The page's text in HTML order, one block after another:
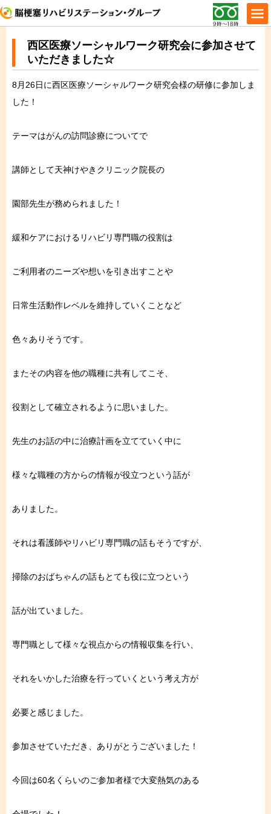
西区医療ソーシャルワーク研究会に参加させて
いただきました☆
8月26日に西区医療ソーシャルワーク研究会様の研修に参加しま
した！
テーマはがんの訪問診療についてで
講師として天神けやきクリニック院長の
園部先生が務められました！
緩和ケアにおけるリハビリ専門職の役割は
ご利用者のニーズや想いを引き出すことや
日常生活動作レベルを維持していくことなど
色々ありそうです。
またその内容を他の職種に共有してこそ、
役割として確立されるように思いました。
先生のお話の中に治療計画を立てていく中に
様々な職種の方からの情報が役立つという話が
ありました。
それは看護師やリハビリ専門職の話もそうですが、
掃除のおばちゃんの話もとても役に立つという
話が出ていました。
専門職として様々な視点からの情報収集を行い、
それをいかした治療を行っていくという考え方が
必要と感じました。
参加させていただき、ありがとうございました！
今回は60名くらいのご参加者様で大変熱気のある